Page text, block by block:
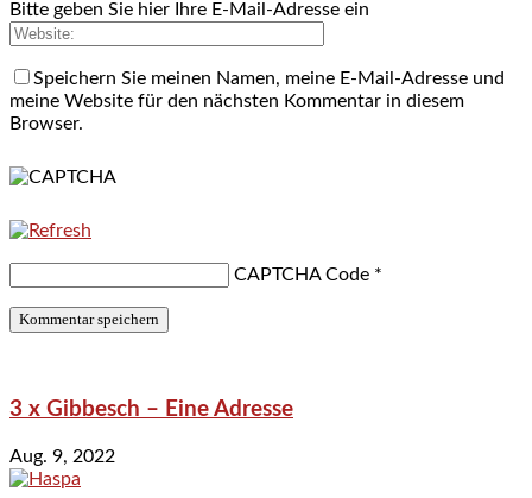
Bitte geben Sie hier Ihre E-Mail-Adresse ein
Speichern Sie meinen Namen, meine E-Mail-Adresse und
meine Website für den nächsten Kommentar in diesem
Browser.
CAPTCHA Code *
3 x Gibbesch – Eine Adresse
Aug. 9, 2022